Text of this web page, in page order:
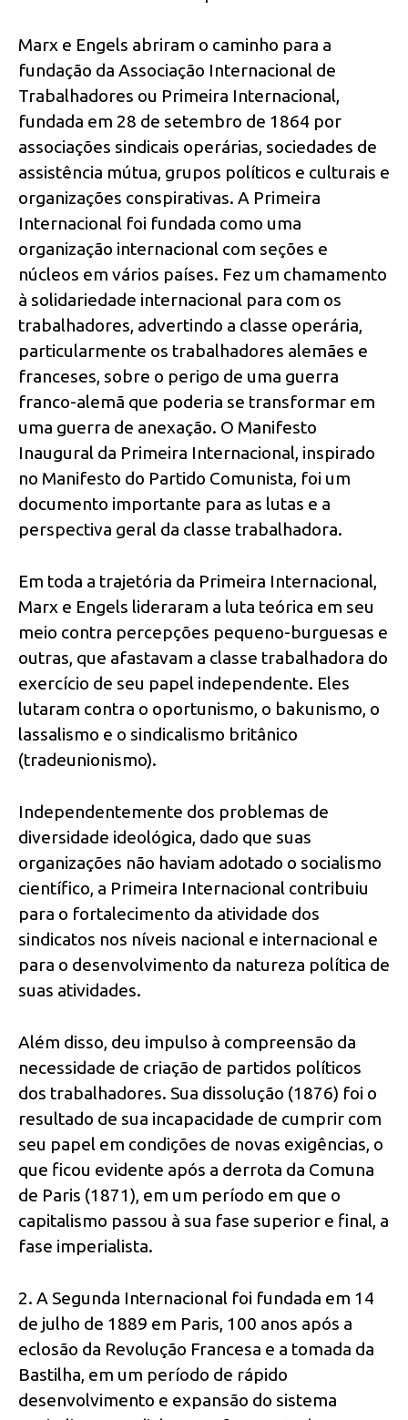
Marx e Engels abriram o caminho para a
fundação da Associação Internacional de
Trabalhadores ou Primeira Internacional,
fundada em 28 de setembro de 1864 por
associações sindicais operárias, sociedades de
assistência mútua, grupos políticos e culturais e
organizações conspirativas. A Primeira
Internacional foi fundada como uma
organização internacional com seções e
núcleos em vários países. Fez um chamamento
à solidariedade internacional para com os
trabalhadores, advertindo a classe operária,
particularmente os trabalhadores alemães e
franceses, sobre o perigo de uma guerra
franco-alemã que poderia se transformar em
uma guerra de anexação. O Manifesto
Inaugural da Primeira Internacional, inspirado
no Manifesto do Partido Comunista, foi um
documento importante para as lutas e a
perspectiva geral da classe trabalhadora.
Em toda a trajetória da Primeira Internacional,
Marx e Engels lideraram a luta teórica em seu
meio contra percepções pequeno-burguesas e
outras, que afastavam a classe trabalhadora do
exercício de seu papel independente. Eles
lutaram contra o oportunismo, o bakunismo, o
lassalismo e o sindicalismo britânico
(tradeunionismo).
Independentemente dos problemas de
diversidade ideológica, dado que suas
organizações não haviam adotado o socialismo
científico, a Primeira Internacional contribuiu
para o fortalecimento da atividade dos
sindicatos nos níveis nacional e internacional e
para o desenvolvimento da natureza política de
suas atividades.
Além disso, deu impulso à compreensão da
necessidade de criação de partidos políticos
dos trabalhadores. Sua dissolução (1876) foi o
resultado de sua incapacidade de cumprir com
seu papel em condições de novas exigências, o
que ficou evidente após a derrota da Comuna
de Paris (1871), em um período em que o
capitalismo passou à sua fase superior e final, a
fase imperialista.
2. A Segunda Internacional foi fundada em 14
de julho de 1889 em Paris, 100 anos após a
eclosão da Revolução Francesa e a tomada da
Bastilha, em um período de rápido
desenvolvimento e expansão do sistema